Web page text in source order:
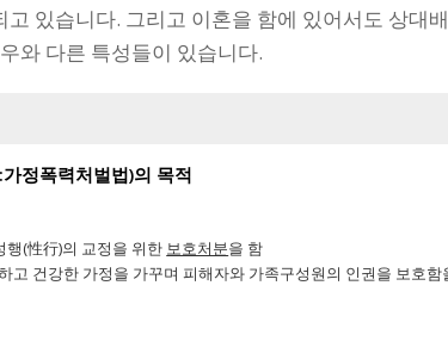
있습니다. 그리고 이혼을 함에 있어서도 상대
와 다른 특성들이 있습니다.
정폭력처벌법)의 목적
(性行)의 교정을 위한 보호처분을 함
고 건강한 가정을 가꾸며 피해자와 가족구성원의 인권을 보호함